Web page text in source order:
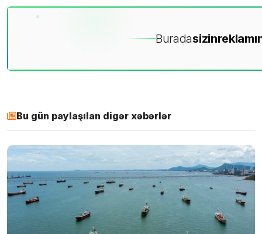
Buradasizin
Bu gün paylaşılan digər xəbərlər